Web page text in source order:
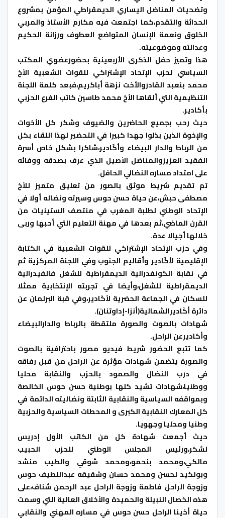
وتضحيات المناضل اليساري الديمقراطي المؤمن بمشروع
الحداثة والتقدم،كما اجتمعت فيه مكارم الأستاذ والمربي
الخلوق ونعمة الإنسان المتواضع العطوف ورزانة الحكيم
وعدالته وموضوعيته.
هذا وتميز حفل الذكرى الأربعينية بحضورعضوي المكتب
السياسي لحزب الإتحاد الإشتراكي للقوات الشعبية الأخ
محمد بنعبد القادروالأخت نزهة أباكريم،فبعد كلمة اللجنة
التنظيمية التي ألقاها الأخ محمد طاسين كاتب الفرع الحزبي
بأكادير.
حيث رحب بجميع الحاضرين والضيوف وشكر كل الأخوات
والإخوة الذين بذلوا جهدا كبيرا في التحضير لهذا اللقاء بكل
من الرباط والدار البيضاء وأكَادير،شاكرا بشكل خاص أسرة
الفقيد العزيزوالمناضل الأصيل الذي عرف بصدقه ووفائه
على امتداد مساره النضالي الحافل.
تم تقديم شريط موثق بالصور من تعليق متميز للأخ
مصطفى حبش،عن حياة حسن حوس وسيرته ونضاله أولا في
الإتحاد الوطني لطلبة المغرب في منتصف الستينيات من
القرن الماضي،ثم بعدها في مهنة التعليم التي أحبها وربى
خلالها أجيالا عدة.
وفي حزب الإتحاد الإشتراكي للقوات الشعبية في الكتابة
الإقليمية لأكَادير وأقاليم الجنوب وفي اللجنة المركزية ثم
في نقابة الكونفدرالية الديمقراطية للشغل فالفيدرالية
الديمقراطية للشغل،وأيضا في تجربته الإنتخابية ممثلا
للسكان في الجماعة الحضرية لأكَادير،وفي قبة البرلمان عن
دائرة أكَاديرالشمالية(أنزا-إداوتنان).
شهادات بالصوت والصورة ملتقطة بالرباط والدارالبيضاء
وأكاديرعن الراحل.
كما تتبع الحضور شريط فيديو مصور باحترافية بالصوت
والصورة يتضمن شهادات مؤثرة عن الراحل من قبل رفاقه
في درب النضال والصمود بالحزب والنقابة محليا
ووطنيا،شهادات تشيد كلها بوطنية حسن حوس الخالصة
وبمواقفه السياسية والنقابية الثابتة ونضاليته الدائمة في
كل المعارك النقابية الكبرى و المحطات السياسية والحزبية
وطنيا ومحليا وجهويا.
حيث أجمعت شهادة كل من الكاتب الأول إدريس
لشكر،ورئيس المجلس الوطني للحزب الحبيب
مالكي،ومحمد بنحمو،ومحمد شوقي والطيب منشد
وبولكَيد لحسن ومحمد حسان وشقيقه عبداللطيف حوس
وزوجة الراحل فاطمة وزوجة الراحل عبد الرحمن شناف،على
هذه الخصال النبيلة والحميدة والأخلاق العالية التي وسمت
حياة أخينا الراحل حسن حوس في مساره المهني والنقابي